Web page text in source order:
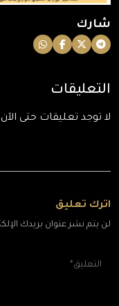
شارك
التعليقات
لا توجد تعليقات حتى
اترك تعليق
لن يتم نشر عنوان بريدك